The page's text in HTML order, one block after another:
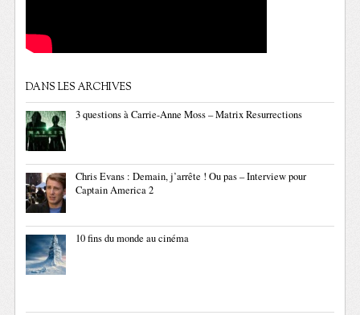
DANS LES ARCHIVES
3 questions à Carrie-Anne Moss – Matrix Resurrections
Chris Evans : Demain, j’arrête ! Ou pas – Interview pour
Captain America 2
10 fins du monde au cinéma